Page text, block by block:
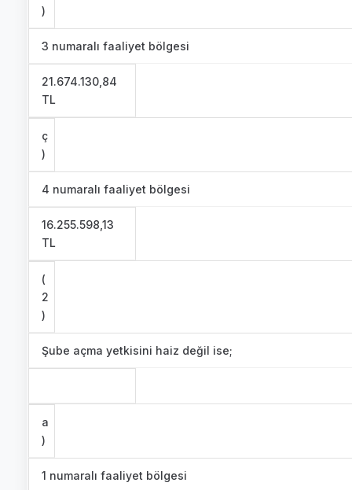
)
3 numaralı faaliyet bölgesi
21.674.130,84
TL
ç
)
4 numaralı faaliyet bölgesi
16.255.598,13
TL
(
2
)
Şube açma yetkisini haiz değil ise;
a
)
1 numaralı faaliyet bölgesi